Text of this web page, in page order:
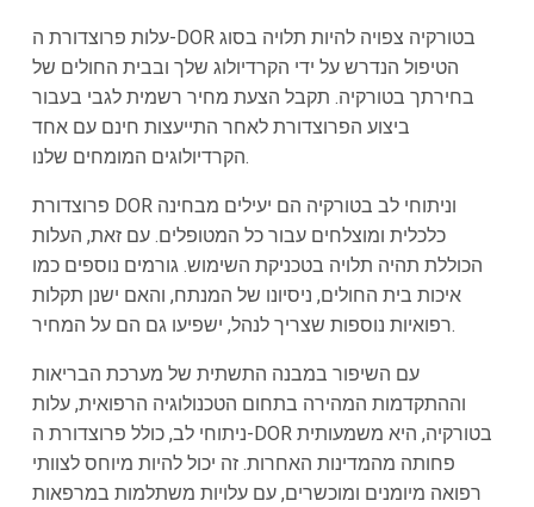
עלות פרוצדורת ה-DOR בטורקיה צפויה להיות תלויה בסוג
הטיפול הנדרש על ידי הקרדיולוג שלך ובבית החולים של
בחירתך בטורקיה. תקבל הצעת מחיר רשמית לגבי בעבור
ביצוע הפרוצדורת לאחר התייעצות חינם עם אחד
הקרדיולוגים המומחים שלנו.
פרוצדורת DOR וניתוחי לב בטורקיה הם יעילים מבחינה
כלכלית ומוצלחים עבור כל המטופלים. עם זאת, העלות
הכוללת תהיה תלויה בטכניקת השימוש. גורמים נוספים כמו
איכות בית החולים, ניסיונו של המנתח, והאם ישנן תקלות
רפואיות נוספות שצריך לנהל, ישפיעו גם הם על המחיר.
עם השיפור במבנה התשתית של מערכת הבריאות
וההתקדמות המהירה בתחום הטכנולוגיה הרפואית, עלות
ניתוחי לב, כולל פרוצדורת ה-DOR בטורקיה, היא משמעותית
פחותה מהמדינות האחרות. זה יכול להיות מיוחס לצוותי
רפואה מיומנים ומוכשרים, עם עלויות משתלמות במרפאות